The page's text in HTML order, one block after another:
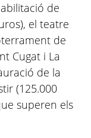
de
el teatre
de
Cugat i La
de la
(125.000
superen els